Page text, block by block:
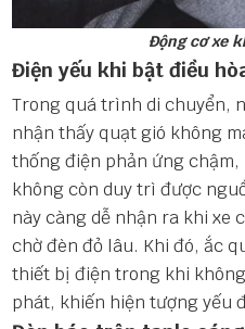
Động cơ xe
Điện yếu khi bật điều
Trong quá trình di chuyển,
nhận thấy quạt gió không
thống điện phản ứng
không còn duy trì được
này càng dễ nhận ra khi xe
chờ đèn đỏ lâu. Khi đó, ắc
thiết bị điện trong khi
phát, khiến hiện tượng yếu